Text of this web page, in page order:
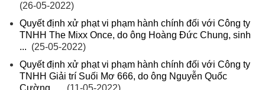
(26-05-2022)
Quyết định xử phạt vi phạm hành chính đối với Công ty
TNHH The Mixx Once, do ông Hoàng Đức Chung, sinh
... (25-05-2022)
Quyết định xử phạt vi phạm hành chính đối với Công ty
TNHH Giải trí Suối Mơ 666, do ông Nguyễn Quốc
Cường, ...
(11-05-2022)